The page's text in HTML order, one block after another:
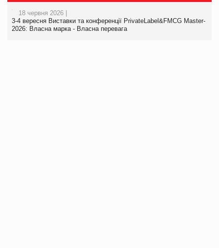
18 червня 2026 |
3-4 вересня Виставки та конференції PrivateLabel&FMCG Master-
2026: Власна марка - Власна перевага